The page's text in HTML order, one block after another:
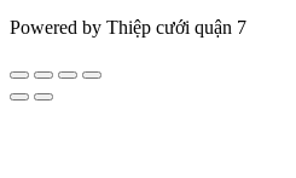
Powered by Thiệp cưới quận 7